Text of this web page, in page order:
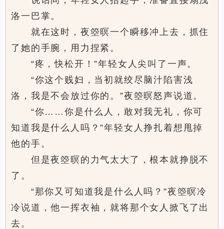
洛一巴掌。
就在这时，夜箜暝一个瞬移冲上去，抓住
了她的手腕，用力捏紧。
“疼，快松开！”年轻女人尖叫了一声。
“你这个贱妇，当初就绞尽脑汁陷害浅
洛，我是不会放过你的。”夜箜暝怒声说道。
“你……你是什么人，敢对我无礼，你可
知道我是什么人吗？”年轻女人挣扎着想甩掉
他的手。
但是夜箜暝的力气太大了，根本就挣脱不
了。
“那你又可知道我是什么人吗？”夜箜暝冷
冷说道，他一挥衣袖，就将那个女人掀飞了出
去。